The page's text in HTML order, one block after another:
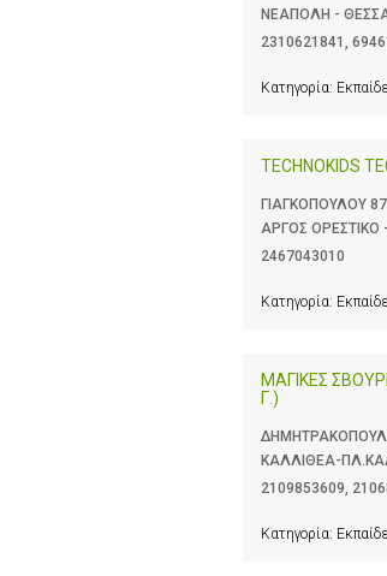
ΝΕΑΠΟΛΗ -
2310621841 ,
Κατηγορία:
TECHNOKIDS
ΓΙΑΓΚΟΠΟΥΛΟΥ 87
ΑΡΓΟΣ
2467043010
Κατηγορία:
ΜΑΓΙΚΕΣ
Γ.)
ΚΑΛΛΙΘΕΑ-
2109853609,
Κατηγορία: